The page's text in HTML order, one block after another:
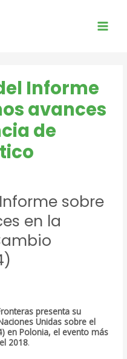
Main
Informe
avances
de
sobre
en la
presenta su
Unidas sobre el
en Polonia, el evento más
2018.